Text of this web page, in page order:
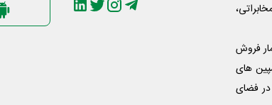
فروش
های
فضای